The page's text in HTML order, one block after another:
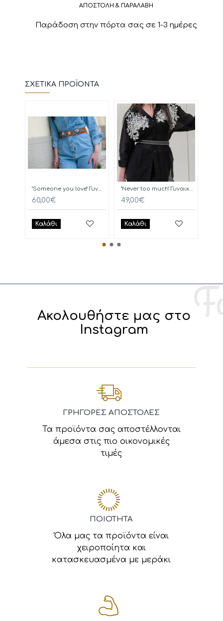
ΑΠΟΣΤΟΛΗ & ΠΑΡΑΛΑΒΗ
Παράδοση στην πόρτα σας σε 1-3 ημέρες
ΣΧΕΤΙΚΆ ΠΡΟΪΌΝΤΑ
"Someone you love" Γυναικεία Ζώνη
60,00€
Καλάθι
"Never too much" Γυναικεία Ζώνη
49,00€
Καλάθι
Ακολουθήστε μας στο
Instagram
ΓΡΗΓΟΡΕΣ ΑΠΟΣΤΟΛΕΣ
Τα προϊόντα σας αποστέλλονται
άμεσα στις πιο οικονομικές
τιμές
ΠΟΙΟΤΗΤΑ
Όλα μας τα προϊόντα είναι
χειροποίητα και
κατασκευασμένα με μεράκι